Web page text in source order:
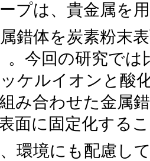
プは、貴金属を
錯体を炭素粉末
。今回の研究で
ケルイオンと酸
み合わせた金属
面に固定化する
環境にも配慮し